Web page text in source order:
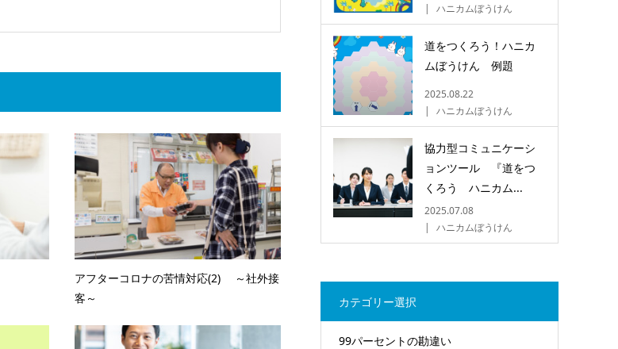
アフターコロナの苦情対応(2) ～社外接
客～
ハニカムぼうけん
道をつくろう！ハニカ
ムぼうけん 例題
2025.08.22
ハニカムぼうけん
協力型コミュニケーシ
ョンツール 『道をつ
くろう ハニカム...
2025.07.08
ハニカムぼうけん
カテゴリー選択
99パーセントの勘違い